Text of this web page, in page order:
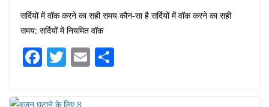
सर्दियों में वॉक करने का सही समय कौन-सा है सर्दियों में वॉक करने का सही
समय: सर्दियों में नियमित वॉक
F
c
T
itt
E